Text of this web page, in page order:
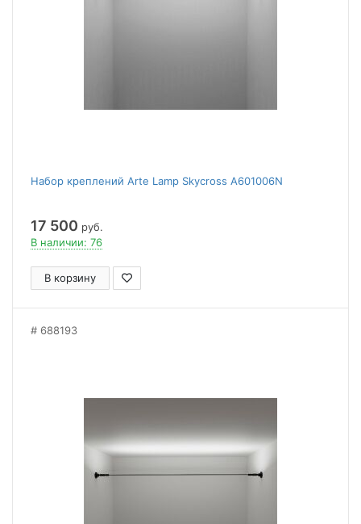
Набор креплений Arte Lamp Skycross A601006N
17 500 руб.
В наличии: 76
В корзину
688193